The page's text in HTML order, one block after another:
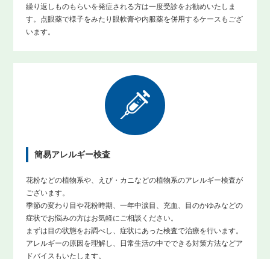
繰り返しものもらいを発症される方は一度受診をお勧めいたしま
す。点眼薬で様子をみたり眼軟膏や内服薬を併用するケースもござ
います。
簡易アレルギー検査
花粉などの植物系や、えび・カニなどの植物系のアレルギー検査が
ございます。
季節の変わり目や花粉時期、一年中涙目、充血、目のかゆみなどの
症状でお悩みの方はお気軽にご相談ください。
まずは目の状態をお調べし、症状にあった検査で治療を行います。
アレルギーの原因を理解し、日常生活の中でできる対策方法などア
ドバイスもいたします。